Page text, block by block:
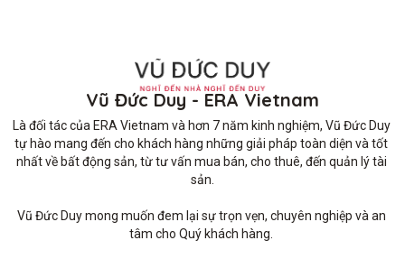
Vũ Đức Duy - ERA Vietnam
Là đối tác của ERA Vietnam và hơn 7 năm kinh nghiệm, Vũ Đức Duy
tự hào mang đến cho khách hàng những giải pháp toàn diện và tốt
nhất về bất động sản, từ tư vấn mua bán, cho thuê, đến quản lý tài
sản.
Vũ Đức Duy mong muốn đem lại sự trọn vẹn, chuyên nghiệp và an
tâm cho Quý khách hàng.